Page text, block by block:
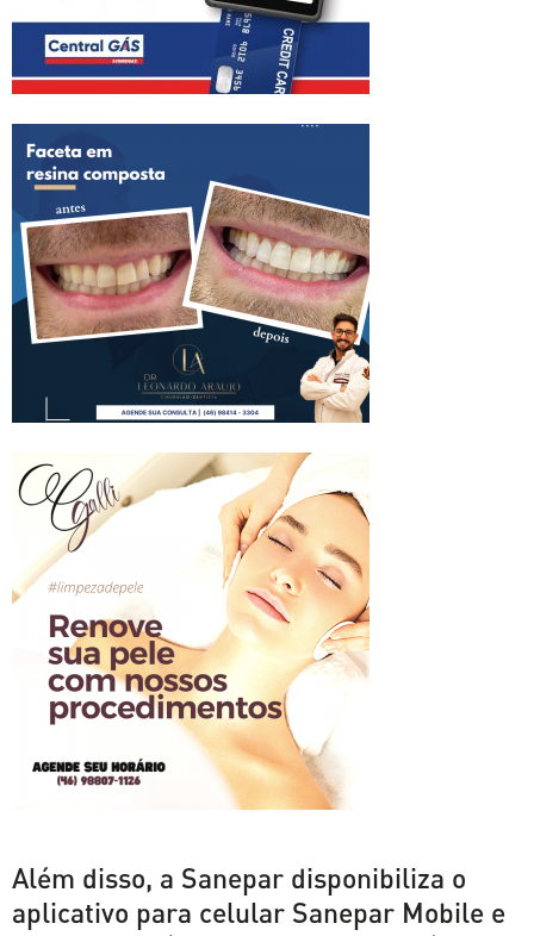
Além disso, a Sanepar disponibiliza o
aplicativo para celular Sanepar Mobile e